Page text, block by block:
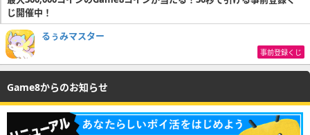
じ開催中！
るぅみマスター
事前登録くじ
Game8からのお知らせ